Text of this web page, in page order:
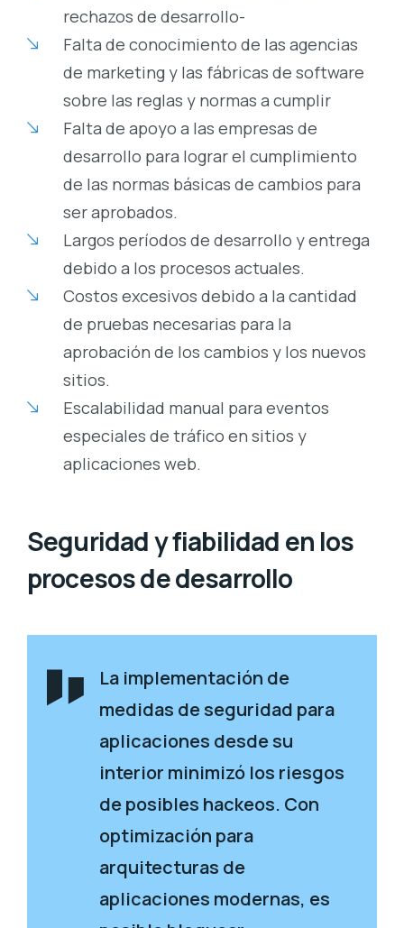
rechazos de desarrollo-
Falta de conocimiento de las agencias
de marketing y las fábricas de software
sobre las reglas y normas a cumplir
Falta de apoyo a las empresas de
desarrollo para lograr el cumplimiento
de las normas básicas de cambios para
ser aprobados.
Largos períodos de desarrollo y entrega
debido a los procesos actuales.
Costos excesivos debido a la cantidad
de pruebas necesarias para la
aprobación de los cambios y los nuevos
sitios.
Escalabilidad manual para eventos
especiales de tráfico en sitios y
aplicaciones web.
Seguridad y fiabilidad en los
procesos de desarrollo
La implementación de
medidas de seguridad para
aplicaciones desde su
interior minimizó los riesgos
de posibles hackeos. Con
optimización para
arquitecturas de
aplicaciones modernas, es